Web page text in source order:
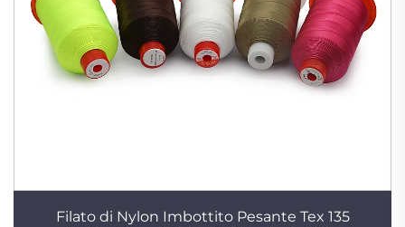
Filato di Nylon Imbottito Pesante Tex 135